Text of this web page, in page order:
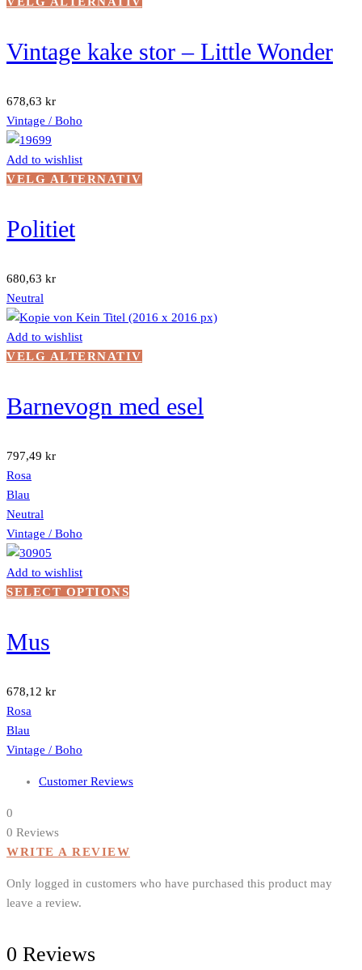
flere
produktsiden
Vintage kake stor – Little Wonder
678,63 kr
Vintage / Boho
Add to wishlist
VELG ALTERNATIV
velges
produktsiden
Politiet
680,63 kr
Neutral
Add to wishlist
VELG ALTERNATIV
flere
Barnevogn med esel
797,49 kr
Rosa
Blau
Neutral
Vintage / Boho
Add to wishlist
SELECT OPTIONS
Mus
678,12 kr
Rosa
Blau
Vintage / Boho
Customer Reviews
0
0 Reviews
WRITE A REVIEW
Only logged in customers who have purchased this product may
leave a review.
0 Reviews